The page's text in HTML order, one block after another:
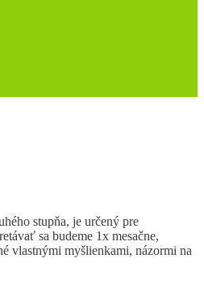
stupňa, je určený pre
sa budeme 1x mesačne,
vlastnými myšlienkami, názormi na